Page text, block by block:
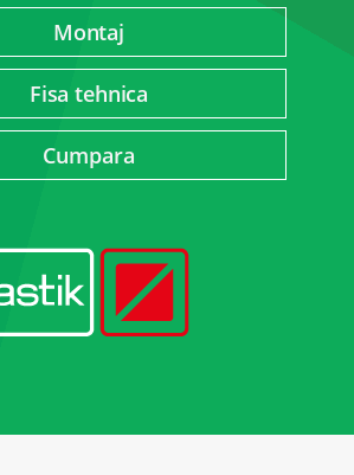
Montaj
Fisa tehnica
Cumpara